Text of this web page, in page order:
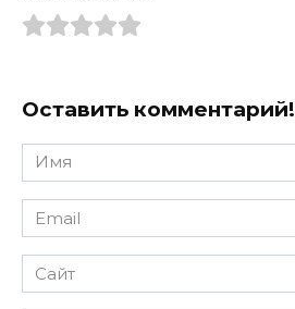
Оставить комментарий!
Имя
*
Email
*
Сайт